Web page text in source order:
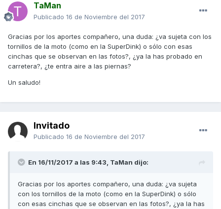
TaMan
Publicado 16 de Noviembre del 2017
Gracias por los aportes compañero, una duda: ¿va sujeta con los
tornillos de la moto (como en la SuperDink) o sólo con esas
cinchas que se observan en las fotos?, ¿ya la has probado en
carretera?, ¿te entra aire a las piernas?
Un saludo!
Invitado
Publicado 16 de Noviembre del 2017
En 16/11/2017 a las 9:43, TaMan dijo:
Gracias por los aportes compañero, una duda: ¿va sujeta
con los tornillos de la moto (como en la SuperDink) o sólo
con esas cinchas que se observan en las fotos?, ¿ya la has